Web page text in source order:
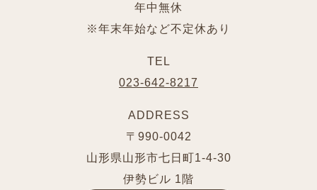
年中無休
※年末年始など不定休あり
TEL
023-642-8217
ADDRESS
〒990-0042
山形県山形市七日町1-4-30
伊勢ビル 1階